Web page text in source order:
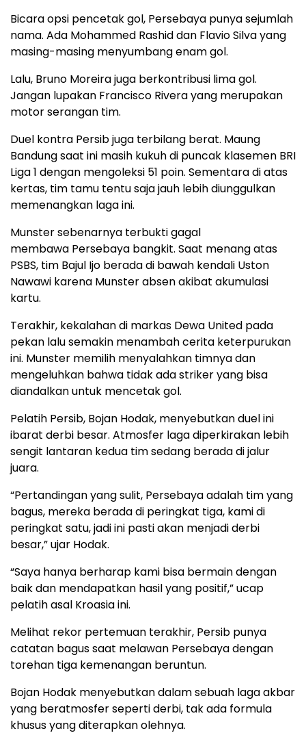
Bicara opsi pencetak gol, Persebaya punya sejumlah
nama. Ada Mohammed Rashid dan Flavio Silva yang
masing-masing menyumbang enam gol.
Lalu, Bruno Moreira juga berkontribusi lima gol.
Jangan lupakan Francisco Rivera yang merupakan
motor serangan tim.
Duel kontra Persib juga terbilang berat. Maung
Bandung saat ini masih kukuh di puncak klasemen BRI
Liga 1 dengan mengoleksi 51 poin. Sementara di atas
kertas, tim tamu tentu saja jauh lebih diunggulkan
memenangkan laga ini.
Munster sebenarnya terbukti gagal
membawa Persebaya bangkit. Saat menang atas
PSBS, tim Bajul Ijo berada di bawah kendali Uston
Nawawi karena Munster absen akibat akumulasi
kartu.
Terakhir, kekalahan di markas Dewa United pada
pekan lalu semakin menambah cerita keterpurukan
ini. Munster memilih menyalahkan timnya dan
mengeluhkan bahwa tidak ada striker yang bisa
diandalkan untuk mencetak gol.
Pelatih Persib, Bojan Hodak, menyebutkan duel ini
ibarat derbi besar. Atmosfer laga diperkirakan lebih
sengit lantaran kedua tim sedang berada di jalur
juara.
“Pertandingan yang sulit, Persebaya adalah tim yang
bagus, mereka berada di peringkat tiga, kami di
peringkat satu, jadi ini pasti akan menjadi derbi
besar,” ujar Hodak.
“Saya hanya berharap kami bisa bermain dengan
baik dan mendapatkan hasil yang positif,” ucap
pelatih asal Kroasia ini.
Melihat rekor pertemuan terakhir, Persib punya
catatan bagus saat melawan Persebaya dengan
torehan tiga kemenangan beruntun.
Bojan Hodak menyebutkan dalam sebuah laga akbar
yang beratmosfer seperti derbi, tak ada formula
khusus yang diterapkan olehnya.